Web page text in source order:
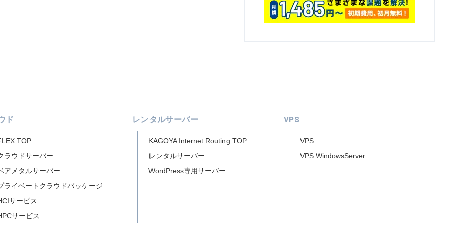
ド
TOP
ラウドサーバー
アメタルサーバー
ライベートクラウドパッケージ
サービス
サービス
レンタルサーバー
KAGOYA Internet Routing TOP
レンタルサーバー
WordPress専用サーバー
VPS
VPS
VPS WindowsServer